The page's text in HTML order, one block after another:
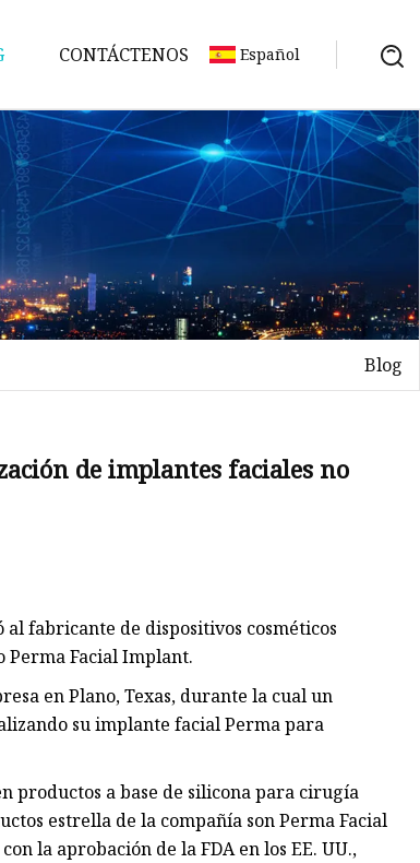
CONTÁCTENOS Español
Blog
de implantes faciales no
fabricante de dispositivos cosméticos
Perma Facial Implant.
en Plano, Texas, durante la cual un
su implante facial Perma para
productos a base de silicona para cirugía
estrella de la compañía son Perma Facial
la aprobación de la FDA en los EE. UU.,